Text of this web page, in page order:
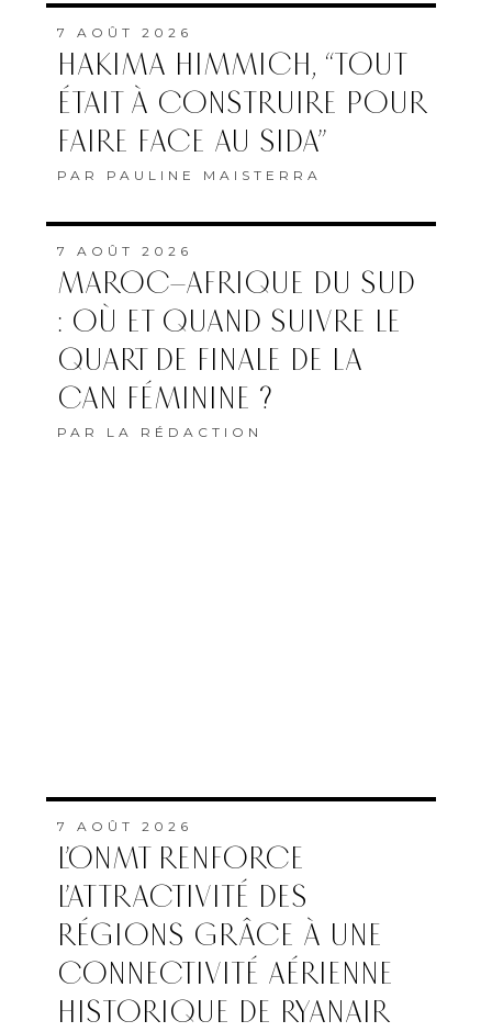
7 AOÛT 2026
HAKIMA HIMMICH, “TOUT
ÉTAIT À CONSTRUIRE POUR
FAIRE FACE AU SIDA”
PAR PAULINE MAISTERRA
7 AOÛT 2026
MAROC–AFRIQUE DU SUD
: OÙ ET QUAND SUIVRE LE
QUART DE FINALE DE LA
CAN FÉMININE ?
PAR LA RÉDACTION
7 AOÛT 2026
L’ONMT RENFORCE
L’ATTRACTIVITÉ DES
RÉGIONS GRÂCE À UNE
CONNECTIVITÉ AÉRIENNE
HISTORIQUE DE RYANAIR